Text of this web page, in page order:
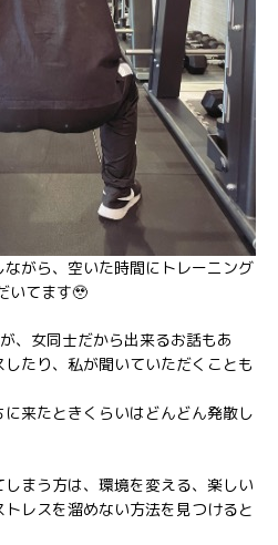
がら、空いた時間にトレーニング
いてます🥹
、女同士だから出来るお話もあ
たり、私が聞いていただくことも
来たときくらいはどんどん発散し
まう方は、環境を変える、楽しい
レスを溜めない方法を見つけると